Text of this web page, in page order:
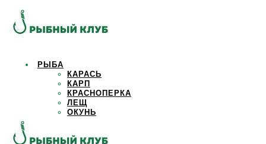
РЫБА
КАРАСЬ
КАРП
КРАСНОПЕРКА
ЛЕЩ
ОКУНЬ
САЗАН